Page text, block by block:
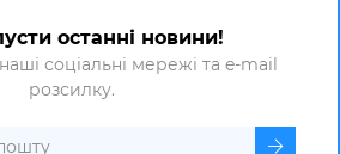
останні новини!
соціальні мережі та e-mail
розсилку.